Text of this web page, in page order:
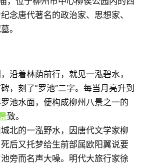
念唐代著名的政治家、思想家、
。
沿着林荫前行，就见一泓碧水，
，刻了“罗池”二字。每当月亮升到
池水面，便构成柳州八景之一的
致。
北的一泓野水，因唐代文学家柳
后又托梦给生前部属欧阳翼说要
旁而名声大噪。明代大旅行家徐